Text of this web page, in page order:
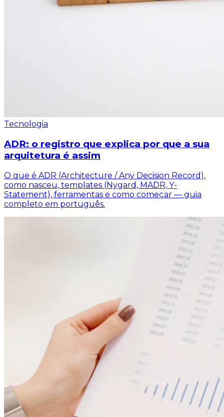
Tecnologia
ADR: o registro que explica por que a sua
arquitetura é assim
O que é ADR (Architecture / Any Decision Record),
como nasceu, templates (Nygard, MADR, Y-
Statement), ferramentas e como começar — guia
completo em português.